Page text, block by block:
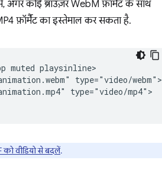
अगर कोई ब्राउज़र WebM फ़ॉर्मैट के साथ
फ़ॉर्मैट का इस्तेमाल कर सकता है.
muted playsinline>
type="video/webm">
type="video/mp4">
को वीडियो से बदलें.